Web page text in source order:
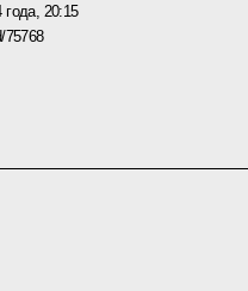
года, 20:15
75768